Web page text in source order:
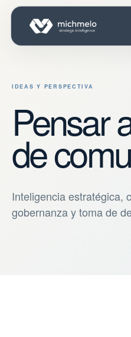
IDEAS Y PERSPECTIVA
Pensar
de
Inteligencia estratégica,
gobernanza y toma de